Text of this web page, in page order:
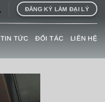
ĐĂNG KÝ LÀM ĐẠI LÝ
TIN TỨC ĐỐI TÁC LIÊN HỆ